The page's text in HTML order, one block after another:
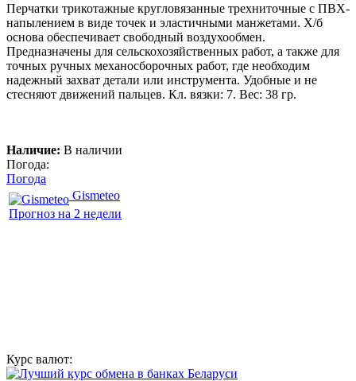
Перчатки трикотажные кругловязанные трехниточные с ПВХ-
напылением в виде точек и эластичными манжетами. Х/б
основа обеспечивает свободный воздухообмен.
Предназначены для сельскохозяйственных работ, а также для
точных ручных механосборочных работ, где необходим
надежный захват детали или инструмента. Удобные и не
стесняют движений пальцев. Кл. вязки: 7. Вес: 38 гр.
Наличие: В наличии
Погода:
Погода
Gismeteo
Прогноз на 2 недели
Курс валют: